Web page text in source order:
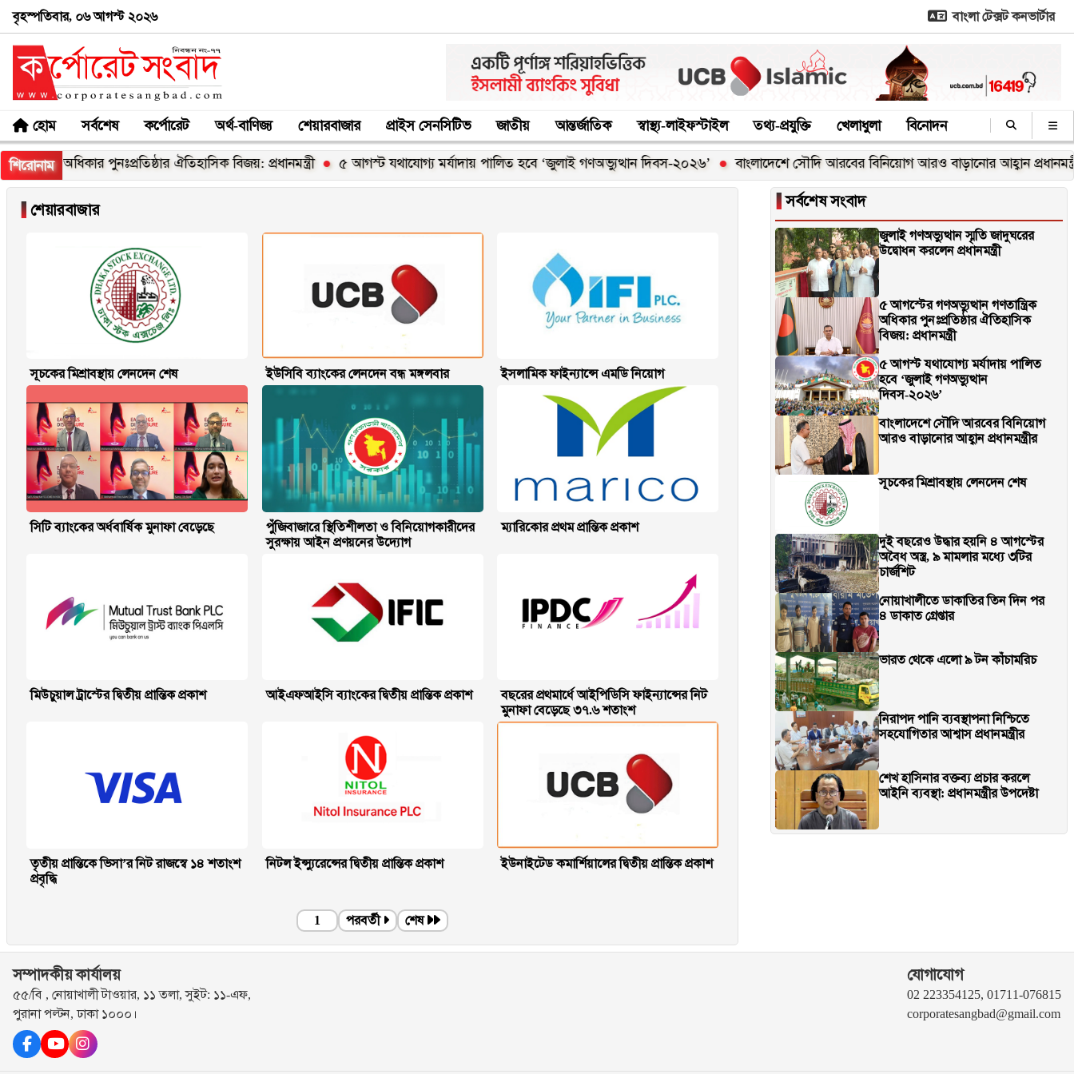
বৃহস্পতিবার, ০৬ আগস্ট ২০২৬ বাংলা টেক্সট কনভার্টার
হোম সর্বশেষ কর্পোরেট অর্থ-বাণিজ্য শেয়ারবাজার প্রাইস সেনসিটিভ জাতীয় আন্তর্জাতিক স্বাস্থ্য-লাইফস্টাইল তথ্য-প্রযুক্তি খেলাধুলা বিনোদন
শিরোনাম
অধিকার পুনঃপ্রতিষ্ঠার ঐতিহাসিক বিজয়: প্রধানমন্ত্রী ৫ আগস্ট যথাযোগ্য মর্যাদায় পালিত হবে ‘জুলাই গণঅভ্যুত্থান দিবস-২০২৬’ বাংলাদেশে সৌদি আরবের বিনিয়োগ আরও বাড়ানোর আহ্বান প্রধানমন্ত্রীর
▐ শেয়ারবাজার
সূচকের মিশ্রাবস্থায় লেনদেন শেষ ইউসিবি ব্যাংকের লেনদেন বন্ধ মঙ্গলবার ইসলামিক ফাইন্যান্সে এমডি নিয়োগ
সিটি ব্যাংকের অর্ধবার্ষিক মুনাফা বেড়েছে
পুঁজিবাজারে স্থিতিশীলতা ও বিনিয়োগকারীদের
সুরক্ষায় আইন প্রণয়নের উদ্যোগ
ম্যারিকোর প্রথম প্রান্তিক প্রকাশ
মিউচুয়াল ট্রাস্টের দ্বিতীয় প্রান্তিক প্রকাশ আইএফআইসি ব্যাংকের দ্বিতীয় প্রান্তিক প্রকাশ
বছরের প্রথমার্ধে আইপিডিসি ফাইন্যান্সের নিট
মুনাফা বেড়েছে ৩৭.৬ শতাংশ
তৃতীয় প্রান্তিকে ভিসা’র নিট রাজস্বে ১৪ শতাংশ
প্রবৃদ্ধি
নিটল ইন্স্যুরেন্সের দ্বিতীয় প্রান্তিক প্রকাশ ইউনাইটেড কমার্শিয়ালের দ্বিতীয় প্রান্তিক প্রকাশ
1 পরবর্তী শেষ
▐সর্বশেষ সংবাদ
জুলাই গণঅভ্যুত্থান স্মৃতি জাদুঘরের
উদ্বোধন করলেন প্রধানমন্ত্রী
৫ আগস্টের গণঅভ্যুত্থান গণতান্ত্রিক
অধিকার পুনঃপ্রতিষ্ঠার ঐতিহাসিক
বিজয়: প্রধানমন্ত্রী
৫ আগস্ট যথাযোগ্য মর্যাদায় পালিত
হবে ‘জুলাই গণঅভ্যুত্থান
দিবস-২০২৬’
বাংলাদেশে সৌদি আরবের বিনিয়োগ
আরও বাড়ানোর আহ্বান প্রধানমন্ত্রীর
সূচকের মিশ্রাবস্থায় লেনদেন শেষ
দুই বছরেও উদ্ধার হয়নি ৪ আগস্টের
অবৈধ অস্ত্র, ৯ মামলার মধ্যে ৩টির
চার্জশিট
নোয়াখালীতে ডাকাতির তিন দিন পর
৪ ডাকাত গ্রেপ্তার
ভারত থেকে এলো ৯ টন কাঁচামরিচ
নিরাপদ পানি ব্যবস্থাপনা নিশ্চিতে
সহযোগিতার আশ্বাস প্রধানমন্ত্রীর
শেখ হাসিনার বক্তব্য প্রচার করলে
আইনি ব্যবস্থা: প্রধানমন্ত্রীর উপদেষ্টা
সম্পাদকীয় কার্যালয়
৫৫/বি , নোয়াখালী টাওয়ার, ১১ তলা, সুইট: ১১-এফ,
পুরানা পল্টন, ঢাকা ১০০০।
যোগাযোগ
02 223354125, 01711-076815
corporatesangbad@gmail.com